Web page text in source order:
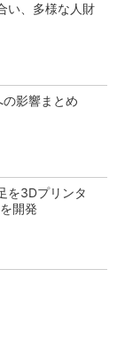
い、多様な人財
影響まとめ
を3Dプリンタ
開発